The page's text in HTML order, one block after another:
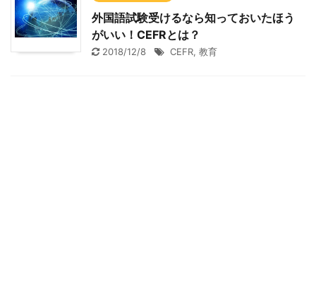
外国語試験受けるなら知っておいたほう
がいい！CEFRとは？
2018/12/8 CEFR, 教育